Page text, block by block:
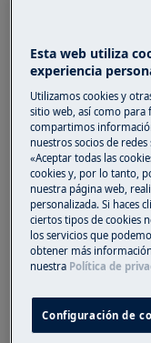
Solución
La causa del
funcionamiento
1. Limpie la
pared trasera
ventilador,
usuario, utilice
especiales si
Si no está
con funciones
Esta web utiliza
experiencia
Utilizamos cookies y
sitio web, así como para
compartimos
nuestros socios de
«Aceptar todas las
cookies y, por lo tanto,
nuestra página web,
personalizada. Si haces
ciertos tipos de cookies
los servicios que
obtener más
nuestra Política de
Configuración de